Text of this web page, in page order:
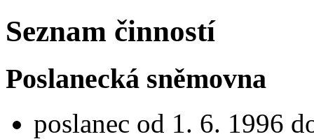
Seznam činností
Poslanecká sněmovna
poslanec od 1. 6. 1996